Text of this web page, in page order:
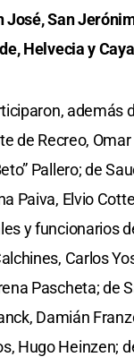
José, San
Helvecia y
además
de Recreo,
Pallero; de
Paiva, Elvio
y funcionarios
Carlos
Pascheta; de
Damián
Hugo Heinzen;